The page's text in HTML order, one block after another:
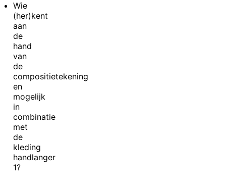
Wie
(her)kent
aan
de
hand
van
de
compositietekening
en
mogelijk
in
combinatie
met
de
kleding
handlanger
1?